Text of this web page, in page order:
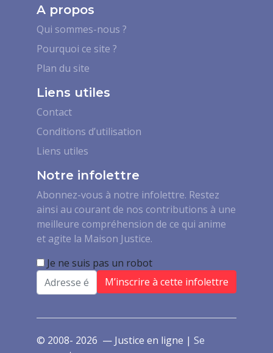
A propos
Qui sommes-nous ?
Pourquoi ce site ?
Plan du site
Liens utiles
Contact
Conditions d’utilisation
Liens utiles
Notre infolettre
Abonnez-vous à notre infolettre. Restez
ainsi au courant de nos contributions à une
meilleure compréhension de ce qui anime
et agite la Maison Justice.
Je ne suis pas un robot
Email
© 2008- 2026 — Justice en ligne | Se